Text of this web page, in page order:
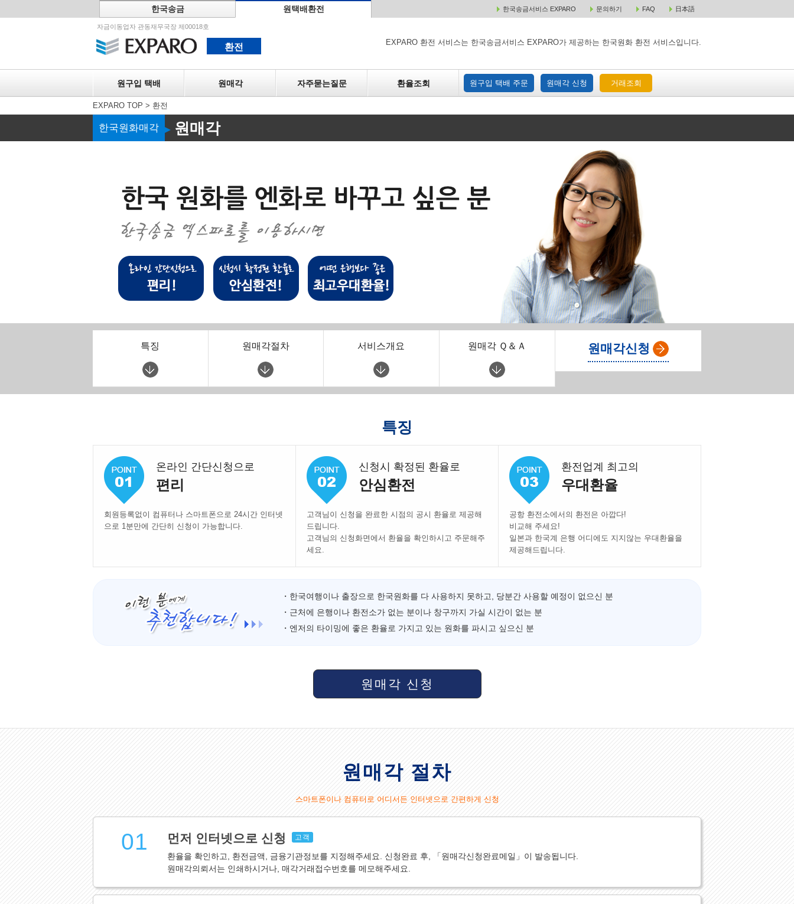
한국송금 원택배환전 한국송금서비스 EXPARO 문의하기 FAQ 日本語
자금이동업자 관동재무국장 제00018호
환전 EXPARO 환전 서비스는 한국송금서비스 EXPARO가 제공하는 한국원화 환전 서비스입니다.
원구입 택배 원매각 자주묻는질문 환율조회 원구입 택배 주문 원매각 신청 거래조회
원매각 원구입 택배 주문 원매각 주문 거래조회
EXPARO TOP > 환전
한국원화매각 ▶원매각
특징 원매각절차 서비스개요 원매각 Ｑ＆Ａ 원매각신청
특징
온라인 간단신청으로
편리
회원등록없이 컴퓨터나 스마트폰으로 24시간 인터넷
으로 1분만에 간단히 신청이 가능합니다.
신청시 확정된 환율로
안심환전
고객님이 신청을 완료한 시점의 공시 환율로 제공해
드립니다.
고객님의 신청화면에서 환율을 확인하시고 주문해주
세요.
환전업계 최고의
우대환율
공항 환전소에서의 환전은 아깝다!
비교해 주세요!
일본과 한국계 은행 어디에도 지지않는 우대환율을
제공해드립니다.
・한국여행이나 출장으로 한국원화를 다 사용하지 못하고, 당분간 사용할 예정이 없으신 분
・근처에 은행이나 환전소가 없는 분이나 창구까지 가실 시간이 없는 분
・엔저의 타이밍에 좋은 환율로 가지고 있는 원화를 파시고 싶으신 분
원매각 신청
원매각 절차
스마트폰이나 컴퓨터로 어디서든 인터넷으로 간편하게 신청
01 먼저 인터넷으로 신청 고객
환율을 확인하고, 환전금액, 금융기관정보를 지정해주세요. 신청완료 후, 「원매각신청완료메일」이 발송됩니다.
원매각의뢰서는 인쇄하시거나, 매각거래접수번호를 메모해주세요.